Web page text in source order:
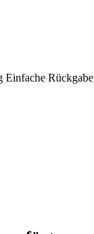
Einfache Rückgabe